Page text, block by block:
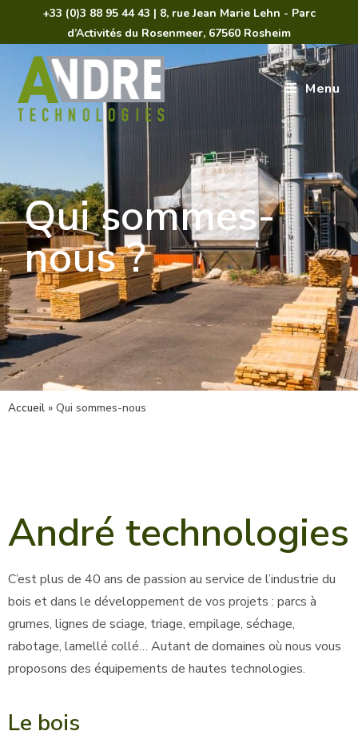
+33 (0)3 88 95 44 43 | 8, rue Jean Marie Lehn - Parc
d’Activités du Rosenmeer, 67560 Rosheim
Menu
Qui sommes-
nous ?
Accueil » Qui sommes-nous
André technologies
C’est plus de 40 ans de passion au service de l’industrie du
bois et dans le développement de vos projets : parcs à
grumes, lignes de sciage, triage, empilage, séchage,
rabotage, lamellé collé… Autant de domaines où nous vous
proposons des équipements de hautes technologies.
Le bois